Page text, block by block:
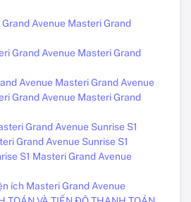
Avenue Masteri Grand
Grand Avenue Masteri Grand
Avenue Masteri Grand Avenue
Grand Avenue Masteri Grand
Grand Avenue Sunrise S1
Grand Avenue Sunrise S1
S1 Masteri Grand Avenue
ích Masteri Grand Avenue